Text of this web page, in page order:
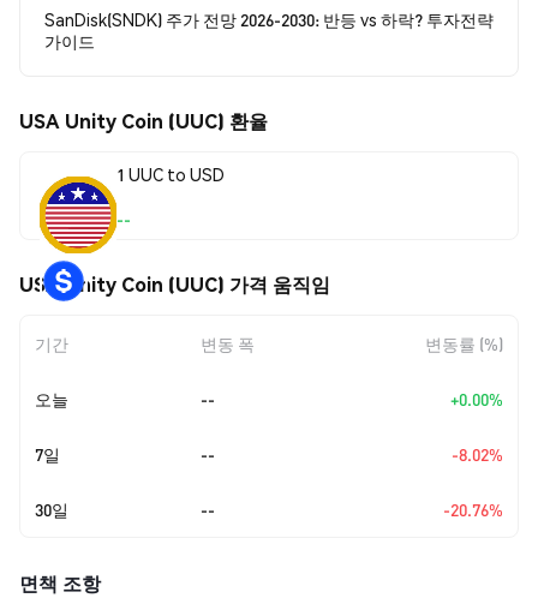
SanDisk(SNDK) 주가 전망 2026-2030: 반등 vs 하락? 투자전략
가이드
USA Unity Coin (UUC) 환율
1 UUC to USD
--
USA Unity Coin (UUC) 가격 움직임
기간 변동 폭 변동률 (%)
오늘 -- +0.00%
7일 -- -8.02%
30일 -- -20.76%
면책 조항